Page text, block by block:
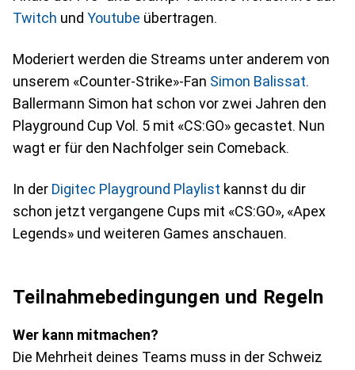
Twitch und Youtube übertragen.
Moderiert werden die Streams unter anderem von
unserem «Counter-Strike»-Fan Simon Balissat.
Ballermann Simon hat schon vor zwei Jahren den
Playground Cup Vol. 5 mit «CS:GO» gecastet. Nun
wagt er für den Nachfolger sein Comeback.
In der Digitec Playground Playlist kannst du dir
schon jetzt vergangene Cups mit «CS:GO», «Apex
Legends» und weiteren Games anschauen.
Teilnahmebedingungen und Regeln
Wer kann mitmachen?
Die Mehrheit deines Teams muss in der Schweiz